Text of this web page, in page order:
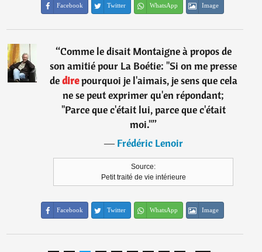
Facebook Twitter WhatsApp Image
“Comme le disait Montaigne à propos de
son amitié pour La Boétie: "Si on me presse
dedirepourquoi je l'aimais, je sens que cela
ne se peut exprimer qu'en répondant;
"Parce que c'était lui, parce que c'était
moi."”
―Frédéric Lenoir
Source:
Petit traité de vie intérieure
Facebook Twitter WhatsApp Image